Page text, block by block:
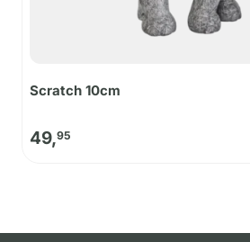
Scratch 10cm
49,95